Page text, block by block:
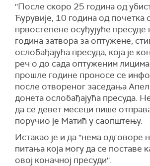
''После скоро 25 година од
Ћурувије, 10 година од почетка
првостепене осуђујуће
година затвора за оптужене,
ослобађајућа пресуда, која је
реч о до сада оптуженим
прошле године проносе се
после отвореног заседања
донета ослобађајућа пресуда.
да се девет месеци пише
поручио је Матић у саопштењу.
Истакао је и да ''нема одговоре
питања која могу да се поставе
овој коначној пресуди''.